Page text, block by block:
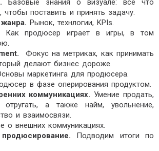
Базовые знания о визуале: все что
чтобы поставить и принять задачу.
Рынок, технлогии, KPIs.
Как продюсер играет в игры, в том
Фокус на метриках, как принимать
делают бизнес дороже.
маркетинга для продюсера.
в фазе оперирования продуктом.
коммуникациях.Умение продать,
отругать, а также найм, увольнение,
и взаимосвязи.
о внешних коммуникациях.
Подводим итоги по